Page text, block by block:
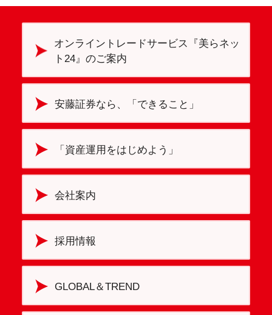
オンライントレードサービス『美らネッ
ト24』のご案内
安藤証券なら、「できること」
「資産運用をはじめよう」
会社案内
採用情報
GLOBAL＆TREND